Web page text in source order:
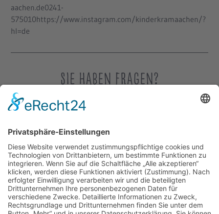
aachen.de0241-
575010https://www.instagram.com/kinderkramaachen/?
hl=de
Sie haben Fragen?
Egal ob Fragen, Anmerkungen oder einfach nur ein paar
Achim Monnartz
, 1. Vorsitzender
Telefon:0176 - 136 754 37
Geschäftsstelle:02402 12 44 10
info@breakfast4kids.de